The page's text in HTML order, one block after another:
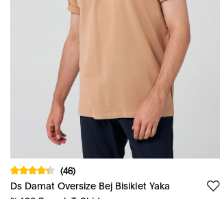
(46)
Ds Damat Oversize Bej Bisiklet Yaka